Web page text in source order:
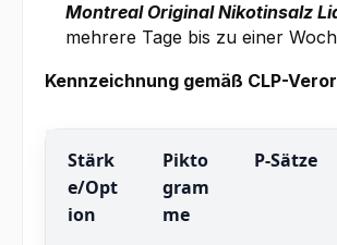
Montreal Original Nikotinsalz
mehrere Tage bis zu einer
Kennzeichnung gemäß CLP-
Stärk
e/Opt
ion
Pikto
gram
me
P-Sätze